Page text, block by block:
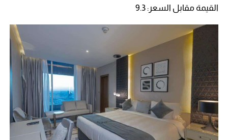
القيمة مقابل السعر: 9.3